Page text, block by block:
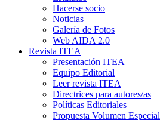
Hacerse socio
Noticias
Galería de Fotos
Web AIDA 2.0
Revista ITEA
Presentación ITEA
Equipo Editorial
Leer revista ITEA
Directrices para autores/as
Políticas Editoriales
Propuesta Volumen Especial